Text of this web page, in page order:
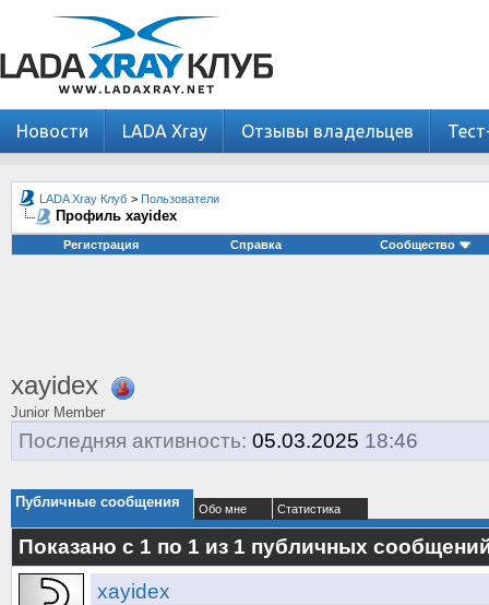
Новости LADA Xray Отзывы владельцев
LADA Xray Клуб > Пользователи
Профиль xayidex
Регистрация Справка Сообщество
xayidex
Junior Member
Последняя активность: 05.03.2025 18:46
Публичные сообщения Обо мне Статистика
Показано с 1 по 1 из 1 публичных
xayidex